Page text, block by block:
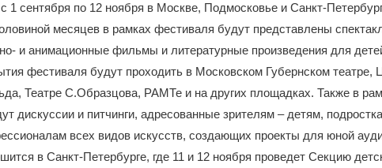
1 сентября по 12 ноября в Москве, Подмосковье и Санкт-
месяцев в рамках фестиваля будут представлены
и анимационные фильмы и литературные произведения для
фестиваля будут проходить в Московском Губернском театре,
Театре С.Образцова, РАМТе и на других площадках. Также в
дискуссии и питчинги, адресованные зрителям – детям,
всех видов искусств, создающих проекты для юной
в Санкт-Петербурге, где 11 и 12 ноября проведет Секцию